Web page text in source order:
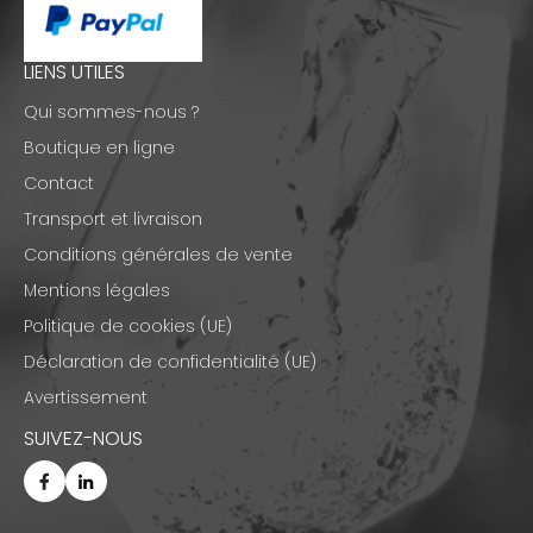
LIENS UTILES
Qui sommes-nous ?
Boutique en ligne
Contact
Transport et livraison
Conditions générales de vente
Mentions légales
Politique de cookies (UE)
Déclaration de confidentialité (UE)
Avertissement
SUIVEZ-NOUS